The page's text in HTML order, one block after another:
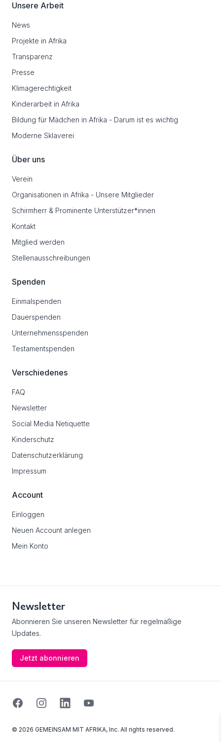
Unsere Arbeit
News
Projekte in Afrika
Transparenz
Presse
Klimagerechtigkeit
Kinderarbeit in Afrika
Bildung für Mädchen in Afrika - Darum ist es wichtig
Moderne Sklaverei
Über uns
Verein
Organisationen in Afrika - Unsere Mitglieder
Schirmherr & Prominente Unterstützer*innen
Kontakt
Mitglied werden
Stellenausschreibungen
Spenden
Einmalspenden
Dauerspenden
Unternehmensspenden
Testamentspenden
Verschiedenes
FAQ
Newsletter
Social Media Netiquette
Kinderschutz
Datenschutzerklärung
Impressum
Account
Einloggen
Neuen Account anlegen
Mein Konto
Newsletter
Abonnieren Sie unseren Newsletter für regelmäßige
Updates.
Jetzt abonnieren
FacebookInstagramLinkedinYoutube
© 2026 GEMEINSAM MIT AFRIKA, Inc. All rights reserved.